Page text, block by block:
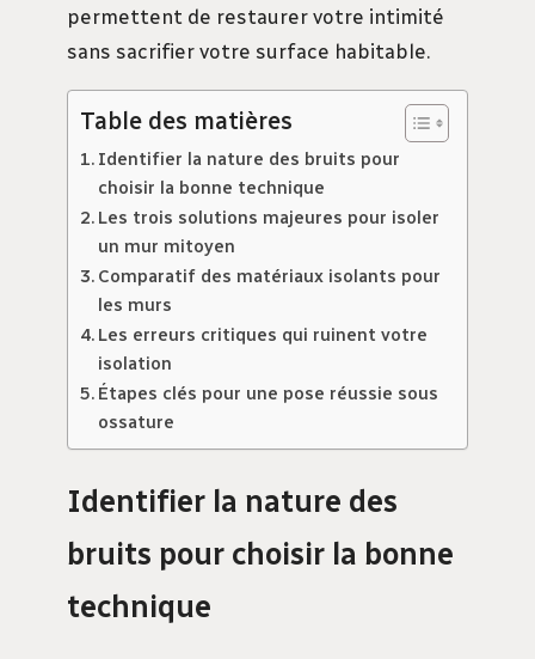
permettent de restaurer votre intimité
sans sacrifier votre surface habitable.
Table des matières
Identifier la nature des bruits pour
choisir la bonne technique
Les trois solutions majeures pour isoler
un mur mitoyen
Comparatif des matériaux isolants pour
les murs
Les erreurs critiques qui ruinent votre
isolation
Étapes clés pour une pose réussie sous
ossature
Identifier la nature des
bruits pour choisir la bonne
technique